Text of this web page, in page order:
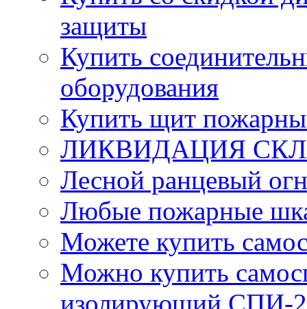
защиты
Купить
оборудования
Купить щит
ЛИКВИДАЦИЯ
Лесной ранцевый
Любые пожарные
Можете купить
Можно купить
изолирующий СПИ-